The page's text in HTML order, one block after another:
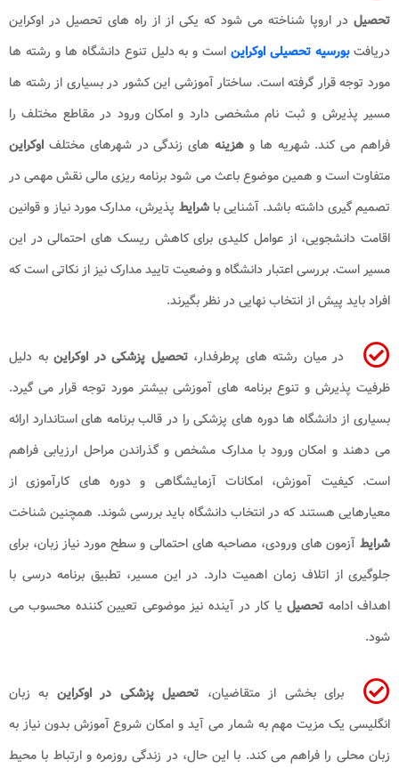
تحصیل در اروپا شناخته می شود که یکی از از راه های تحصیل در اوکراین
دریافتبورسیه تحصیلی اوکرایناست و به دلیل تنوع دانشگاه ها و رشته ها
مورد توجه قرار گرفته است. ساختار آموزشی این کشور در بسیاری از رشته ها
مسیر پذیرش و ثبت نام مشخصی دارد و امکان ورود در مقاطع مختلف را
فراهم می کند. شهریه ها و هزینه های زندگی در شهرهای مختلف اوکراین
متفاوت است و همین موضوع باعث می شود برنامه ریزی مالی نقش مهمی در
تصمیم گیری داشته باشد. آشنایی باشرایط پذیرش، مدارک مورد نیاز و قوانین
اقامت دانشجویی، از عوامل کلیدی برای کاهش ریسک های احتمالی در این
مسیر است. بررسی اعتبار دانشگاه و وضعیت تایید مدارک نیز از نکاتی است که
افراد باید پیش از انتخاب نهایی در نظر بگیرند.
در میان رشته های پرطرفدار،تحصیل پزشکی در اوکراین به دلیل
ظرفیت پذیرش و تنوع برنامه های آموزشی بیشتر مورد توجه قرار می گیرد.
بسیاری از دانشگاه ها دوره های پزشکی را در قالب برنامه های استاندارد ارائه
می دهند و امکان ورود با مدارک مشخص و گذراندن مراحل ارزیابی فراهم
است. کیفیت آموزش، امکانات آزمایشگاهی و دوره های کارآموزی از
معیارهایی هستند که در انتخاب دانشگاه باید بررسی شوند. همچنین شناخت
شرایط آزمون های ورودی، مصاحبه های احتمالی و سطح مورد نیاز زبان، برای
جلوگیری از اتلاف زمان اهمیت دارد. در این مسیر، تطبیق برنامه درسی با
اهداف ادامه تحصیل یا کار در آینده نیز موضوعی تعیین کننده محسوب می
شود.
برای بخشی از متقاضیان، تحصیل پزشکی در اوکراین به زبان
انگلیسی یک مزیت مهم به شمار می آید و امکان شروع آموزش بدون نیاز به
زبان محلی را فراهم می کند. با این حال، در زندگی روزمره و ارتباط با محیط